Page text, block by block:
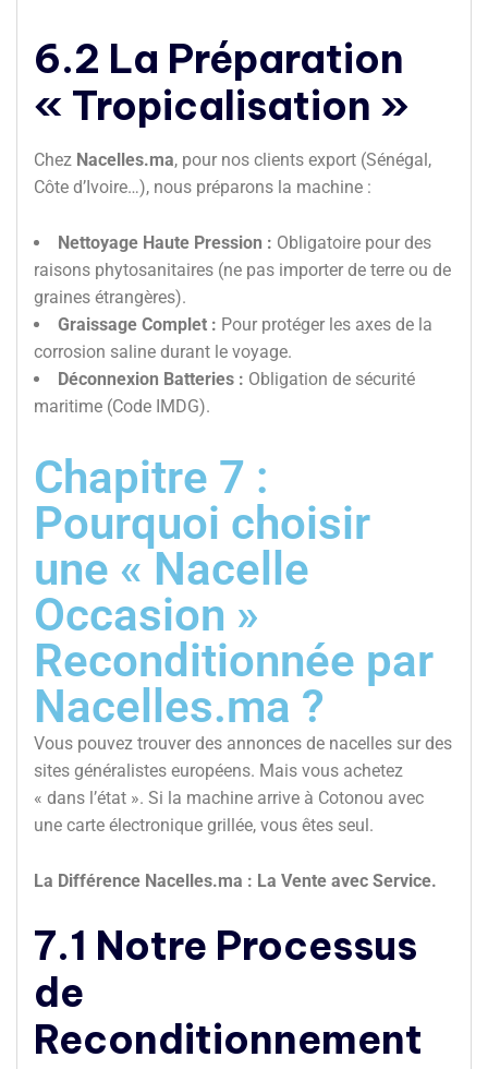
6.2 La Préparation
« Tropicalisation »
Chez Nacelles.ma, pour nos clients export (Sénégal,
Côte d’Ivoire…), nous préparons la machine :
Nettoyage Haute Pression : Obligatoire pour des
raisons phytosanitaires (ne pas importer de terre ou de
graines étrangères).
Graissage Complet : Pour protéger les axes de la
corrosion saline durant le voyage.
Déconnexion Batteries : Obligation de sécurité
maritime (Code IMDG).
Chapitre 7 :
Pourquoi choisir
une « Nacelle
Occasion »
Reconditionnée par
Nacelles.ma ?
Vous pouvez trouver des annonces de nacelles sur des
sites généralistes européens. Mais vous achetez
« dans l’état ». Si la machine arrive à Cotonou avec
une carte électronique grillée, vous êtes seul.
La Différence Nacelles.ma : La Vente avec Service.
7.1 Notre Processus
de
Reconditionnement